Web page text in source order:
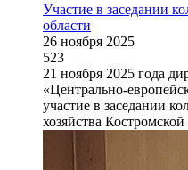
Участие в заседании
области
26 ноября 2025
523
21 ноября 2025 года
«Центрально-
участие в заседании
хозяйства Костромской